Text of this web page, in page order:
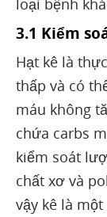
loại bệnh
3.1 Kiểm
Hạt kê là
thấp và có
máu không
chứa carbs
kiểm soát
chất xơ và
vậy kê là